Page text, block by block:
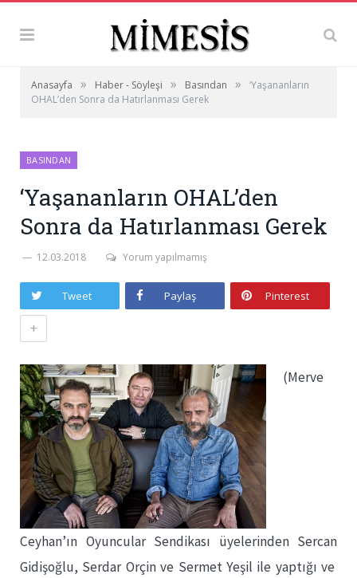
Anasayfa » Haber - Söyleşi » Basından »
‘Yaşananların
OHAL’den Sonra da Hatırlanması Gerek
BASINDAN
‘Yaşananların OHAL’den
Sonra da Hatırlanması Gerek
12.03.2018 Yorum yapılmamış
Tweet Paylaş Pinterest
+
(Merve
Ceyhan’ın Oyuncular Sendikası üyelerinden Sercan
Gidişoğlu, Serdar Orçin ve Sermet Yeşil ile yaptığı ve